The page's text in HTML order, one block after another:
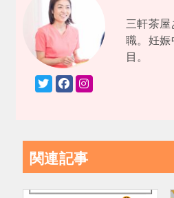
三軒茶
職。妊娠
目。
関連記事